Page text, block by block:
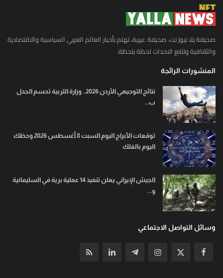
صحيفة يلا نيوز نت، صحيفة عربية، تهتم بأخبار العالم العربي السياسية والاقتصادية
والثقافية وتتابع الاحداث لحظة بلحظة.
المنشورات الرائجة
نتائج التوجيهي الأردن 2026.. وزارة التربية تحسم الجدل
ب...
توقعات الأبراج اليوم السبت 8 أغسطس 2026 وحظك
اليوم بالفلك
الجيش الإيراني يعلن تنفيذ 14 عملية برية في السليمانية
و...
وسائل التواصل الاجتماعي